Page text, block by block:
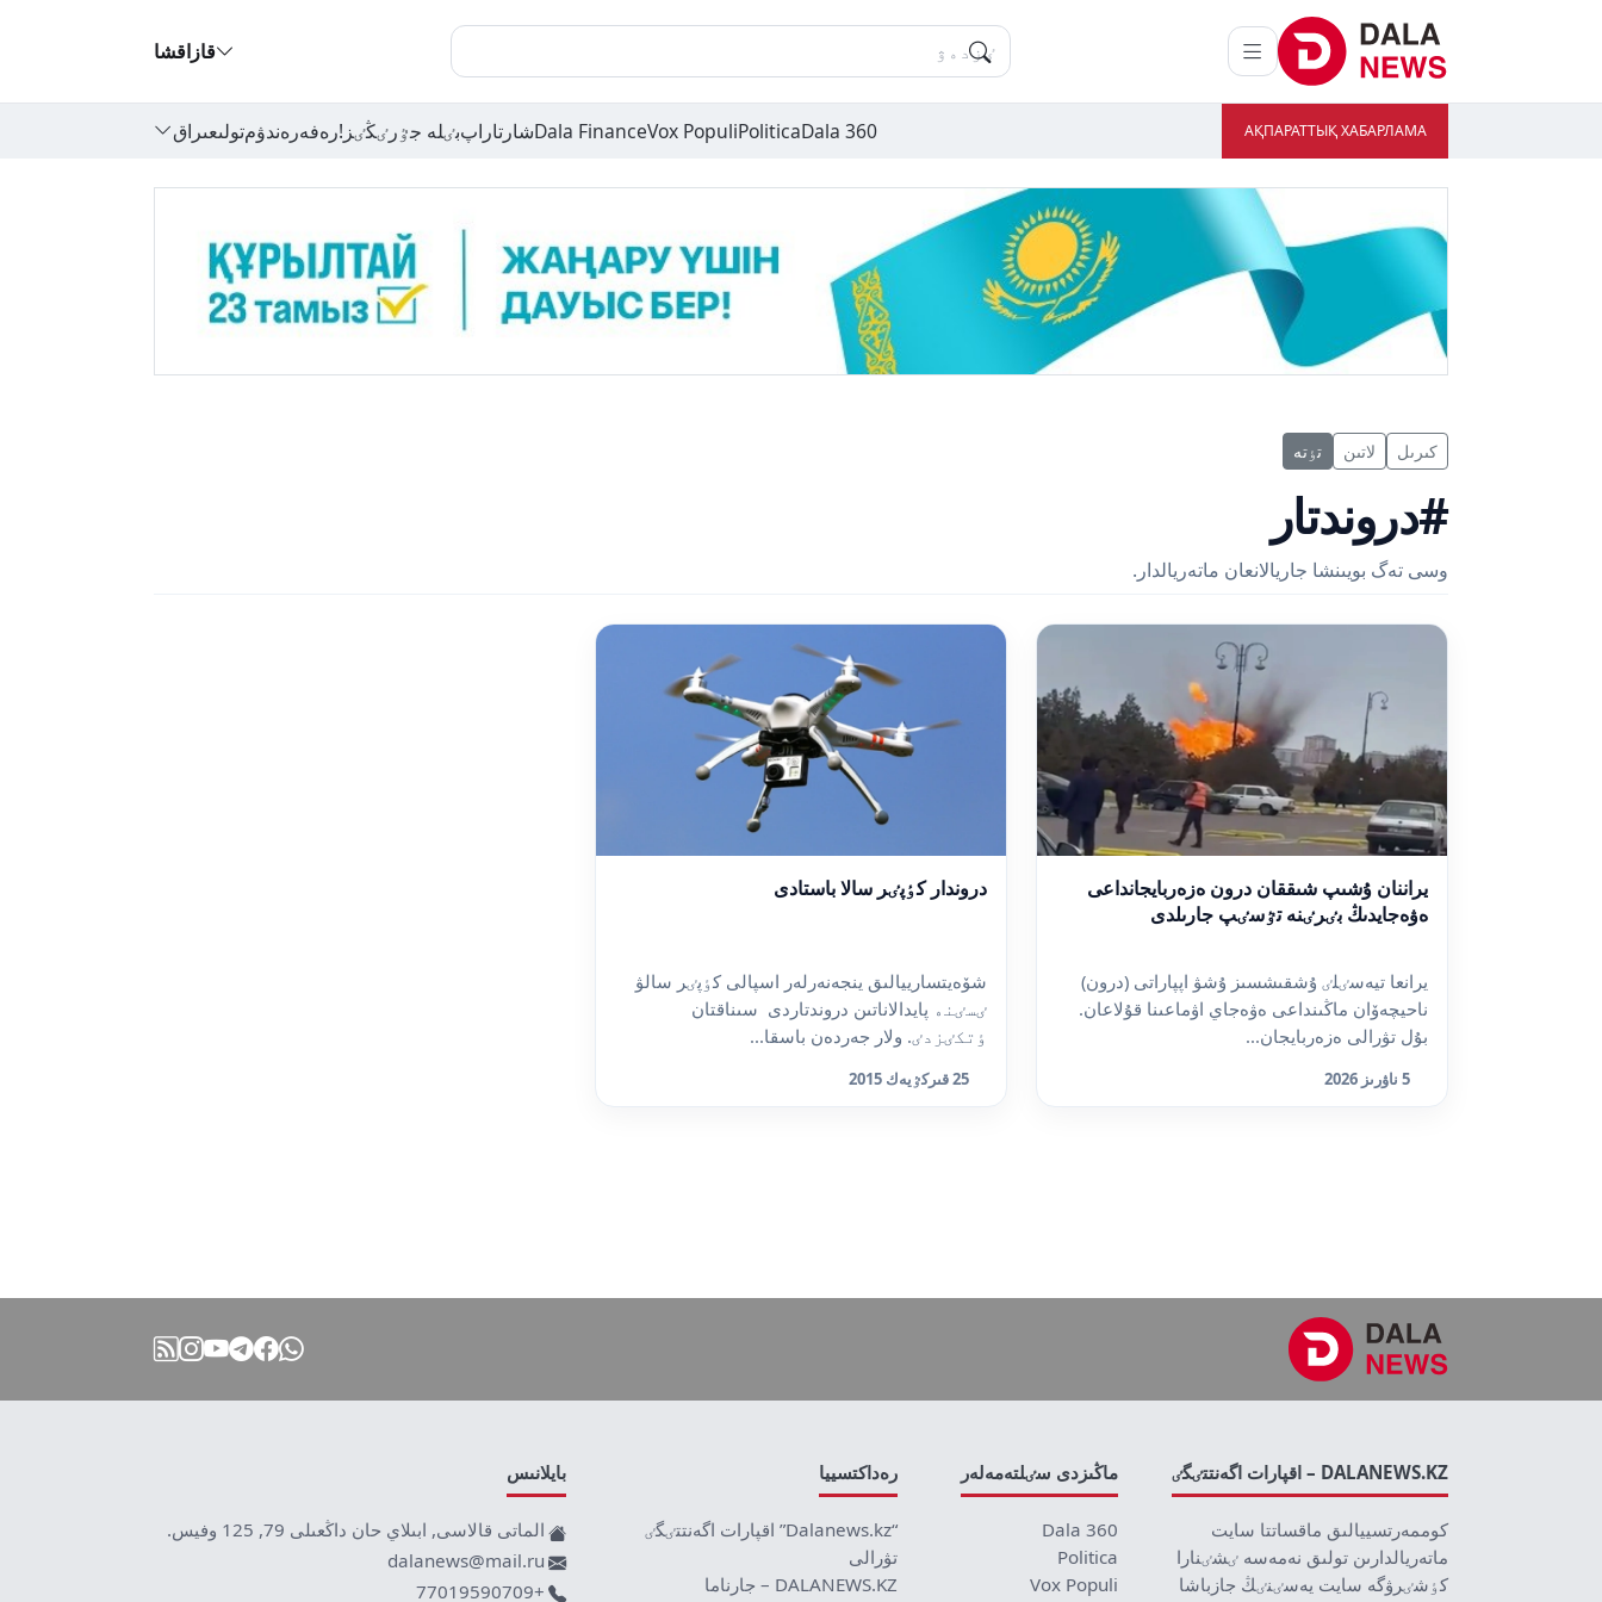
قازاقشا
АҚПАРАТТЫҚ ХАБАРЛАМА
Dala 360
Politica
Vox Populi
Dala Financeشارتاراپبٸلە جٷرٸڭٸز!رەفەرەندۋمتولىعىراق
كىرىل لاتىن تٶتە
#دروندتار
وسى تەگ بويىنشا جاريالانعان ماتەريالدار.
يراننان ۇشىپ شىققان درون ەزەربايجانداعى
ەۋەجايدىڭ بٸرٸنە تٷسٸپ جارىلدى
يرانعا تيەسٸلٸ ۇشقىشسىز ۇشۋ اپپاراتى (درون)
ناحيچەۆان ماڭىنداعى ەۋەجاي اۋماعىنا قۇلاعان.
بۇل تۋرالى ەزەربايجان...
5 ناۋرىز 2026
دروندار كٶپٸر سالا باستادى
شۆەيتسارييالىق ينجەنەرلەر اسپالى كٶپٸر سالۋ
ٸسٸنە پايدالاناتىن دروندتاردى سىناقتان
ٶتكٸزدٸ. ولار جەردەن باسقا...
25 قىركٷيەك 2015
DALANEWS.KZ – اقپارات اگەنتتٸگٸ
كوممەرتسييالىق ماقساتتا سايت
ماتەريالدارىن تولىق نەمەسە ٸشٸنارا
كٶشٸرۋگە سايت يەسٸنٸڭ جازباشا
ماڭىزدى سٸلتەمەلەر
Dala 360
Politica
Vox Populi
رەداكتسييا
“Dalanews.kz” اقپارات اگەنتتٸگٸ
تۋرالى
DALANEWS.KZ – جارناما
بايلانىس
الماتى قالاسى, ابىلاي حان داڭعىلى 79, 125 وفيس.
dalanews@mail.ru
+77019590709